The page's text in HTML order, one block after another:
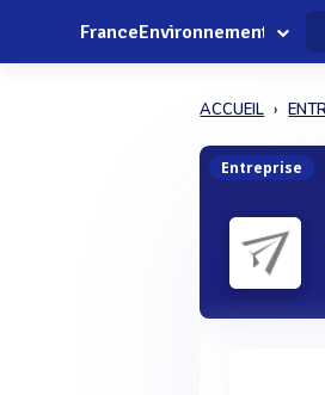
FranceEnvironnement
ACCUEIL
Entreprise